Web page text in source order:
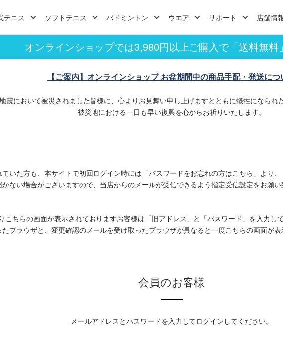
テニス ソフトテニス バドミントン ウエア サポート 店舗情
オンラインショップでは3,980円以上ご購入で「送料無料
【ご案内】オンラインショップ お盆期間中の商品手配・発送につ
震において被災されました皆様に、心よりお見舞い申し上げますとともに犠牲になられ
被災地における一日も早い復興を心からお祈りいたします。
いた方も、本サイトで初回ログイン時には「パスワードをお忘れの方はこちら」より
ない場合がございますので、当店からのメールが受信できるよう指定受信設定をお願
ちらの画面が表示されておりますお客様は「旧アドレス」と「パスワード」を入力し
ブラウザと、変更確認のメールを受け取ったブラウザが異なると一度こちらの画面が
会員のお客様
メールアドレスとパスワードを入力してログインしてください。